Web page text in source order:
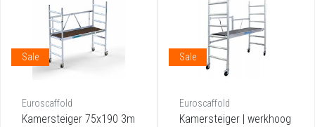
Sale
Euroscaffold
Kamersteiger 75x190 3m
Sale
Euroscaffold
Kamersteiger | werkhoog